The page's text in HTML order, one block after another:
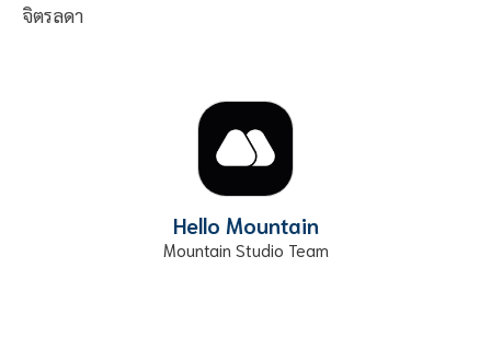
จิตรลดา
Hello Mountain
Mountain Studio Team